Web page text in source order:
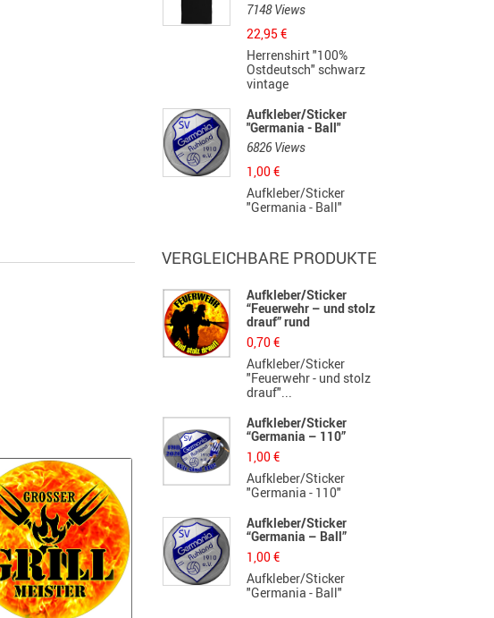
7148 Views
22,95 €
Herrenshirt "100%
Ostdeutsch" schwarz
vintage
Aufkleber/Sticker
"Germania - Ball"
6826 Views
1,00€
Aufkleber/Sticker
"Germania - Ball"
VERGLEICHBARE PRODUKTE
Aufkleber/Sticker
“Feuerwehr – und stolz
drauf” rund
0,70€
Aufkleber/Sticker
"Feuerwehr - und stolz
drauf"...
Aufkleber/Sticker
“Germania – 110”
1,00€
Aufkleber/Sticker
"Germania - 110"
Aufkleber/Sticker
“Germania – Ball”
1,00€
Aufkleber/Sticker
"Germania - Ball"